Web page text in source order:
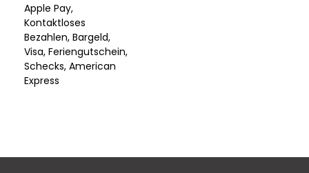
Apple Pay,
Kontaktloses
Bezahlen, Bargeld,
Visa, Feriengutschein,
Schecks, American
Express